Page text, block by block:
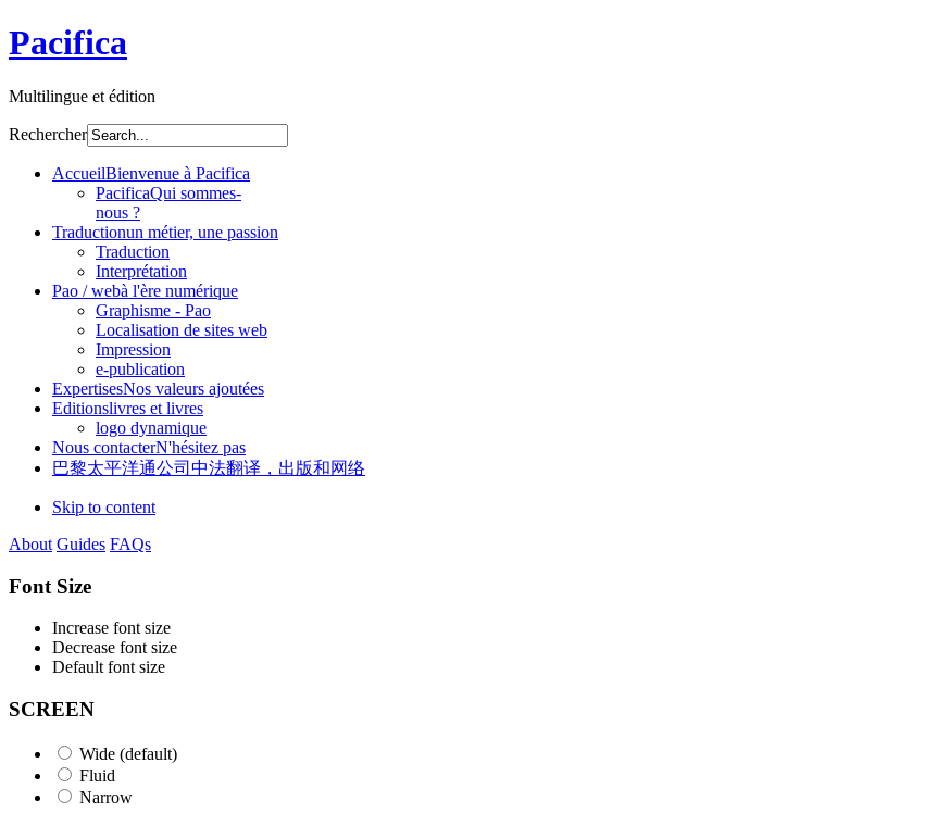
Pacifica
Multilingue et édition
Rechercher
AccueilBienvenue à Pacifica
PacificaQui sommes-
nous ?
Traductionun métier, une passion
Traduction
Interprétation
Pao / webà l'ère numérique
Graphisme - Pao
Localisation de sites web
Impression
e-publication
ExpertisesNos valeurs ajoutées
Editionslivres et livres
logo dynamique
Nous contacterN'hésitez pas
巴黎太平洋通公司 中法翻译，出版和网络
Skip to content
About Guides FAQs
Font Size
Increase font size
Decrease font size
Default font size
SCREEN
Wide (default)
Fluid
Narrow